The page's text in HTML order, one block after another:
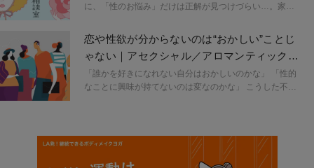
に、「性のお悩み」だけは正解が見つけづらい…。家族
い――そんなもやもやを抱えていませんか？ この連載で
は、これまでに24万人の痛みや悩みに寄り添ってきた“性
の名医”・富永喜代先生が、「大人の性とからだ」のお悩
みに丁寧にアドバイス。セックスやセルフプレジャー、
カラダや心のことを一緒に考えながら、自分らしいセク
恋や性欲が分からないのは“おかしい”ことじ
ゃない｜アセクシャル／アロマンティックと
は
「誰かを好きになれない自分はおかしいのかな」 「性的
なことに興味が持てないのは変なのかな」 こうした不安